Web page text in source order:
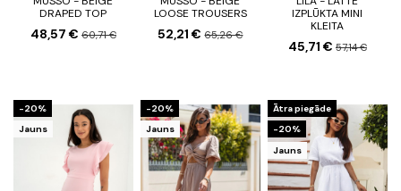
DRAPED TOP
48,57 € 60,71 €
LOOSE TROUSERS
52,21 €65,26 €
IZPLŪKTA MINI
KLEITA
45,71 € 57,14 €
-20%
Jauns
-20%
Jauns
Ātra piegāde
-20%
Jauns